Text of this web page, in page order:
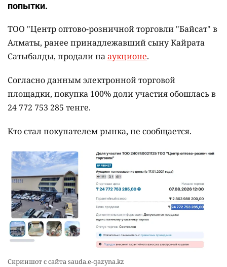
попытки.
ТОО "Центр оптово-розничной торговли "Байсат" в
Алматы, ранее принадлежавший сыну Кайрата
Сатыбалды, продали нааукционе.
Согласно данным электронной торговой
площадки, покупка 100% доли участия обошлась в
24 772 753 285 тенге.
Кто стал покупателем рынка, не сообщается.
Скриншот с сайта sauda.e-qazyna.kz